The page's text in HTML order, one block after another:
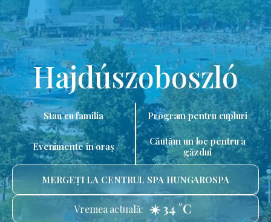
Hajdúszoboszló
Stau cu familia Program pentru cupluri
Evenimente în oraș
Căutăm un loc pentru a
găzdui
MERGEȚI LA CENTRUL SPA HUNGAROSPA
Vremea actuală: ☀️ 34 °C